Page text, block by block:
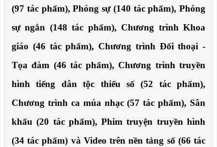
(97 tác phẩm), Phóng sự (140 tác phẩm), Phóng
sự ngắn (148 tác phẩm), Chương trình Khoa
giáo (46 tác phẩm), Chương trình Đối thoại -
Tọa đàm (46 tác phẩm), Chương trình truyền
hình tiếng dân tộc thiểu số (52 tác phẩm),
Chương trình ca múa nhạc (57 tác phẩm), Sân
khấu (20 tác phẩm), Phim truyện truyền hình
(34 tác phẩm) và Video trên nền tảng số (66 tác